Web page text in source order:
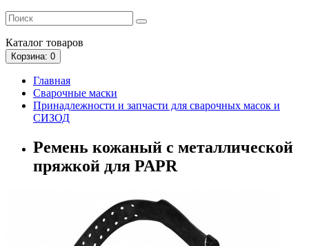
Каталог товаров
Корзина: 0
Главная
Сварочные маски
Принадлежности и запчасти для сварочных масок и
СИЗОД
Ремень кожаный с металлической
пряжкой для PAPR